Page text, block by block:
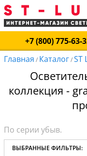
+7 (800) 775-63-
Главная / Каталог/ST
коллекция -
ВЫБРАННЫЕ ФИЛЬТРЫ: